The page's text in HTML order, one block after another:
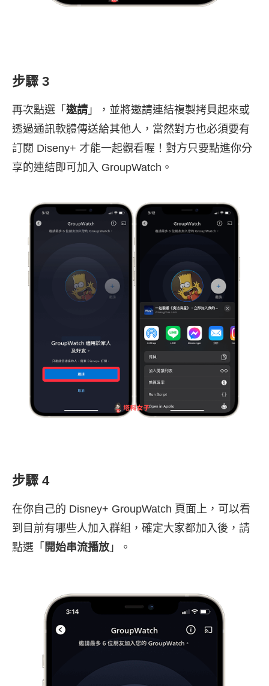
步驟 3
再次點選「 邀請 」，並將邀請連結複製拷貝起來或
透過通訊軟體傳送給其他人，當然對方也必須要有
訂閱 Diseny+ 才能一起觀看喔！對方只要點進你分
享的連結即可加入 GroupWatch。
步驟 4
在你自己的 Disney+ GroupWatch 頁面上，可以看
到目前有哪些人加入群組，確定大家都加入後，請
點選「 開始串流播放」。